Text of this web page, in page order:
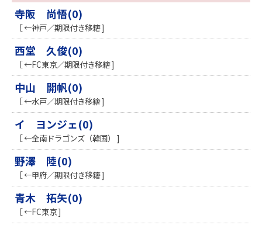
寺阪 尚悟(0)
［ ←神戸／期限付き移籍 ]
西堂 久俊(0)
［ ←FC東京／期限付き移籍 ]
中山 開帆(0)
［ ←水戸／期限付き移籍 ]
イ ヨンジェ(0)
［ ←全南ドラゴンズ（韓国） ]
野澤 陸(0)
［ ←甲府／期限付き移籍 ]
青木 拓矢(0)
［ ←FC東京 ]